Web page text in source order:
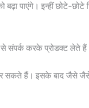
पाएंगे। इन्हीं छोटे-छोटे
करके प्रोडक्ट लेते
सकते हैं। इसके बाद जैसे